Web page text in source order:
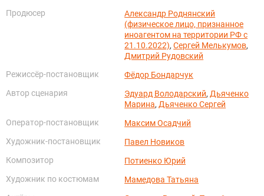
Продюсер
Александр Роднянский
(физическое лицо, признанное
иноагентом на территории РФ с
21.10.2022),Сергей Мелькумов,
Дмитрий Рудовский
Режиссёр-постановщик
Фёдор Бондарчук
Автор сценария
Эдуард Володарский, Дьяченко
Марина, Дьяченко Сергей
Оператор-постановщик
Максим Осадчий
Художник-постановщик
Павел Новиков
Композитор
Потиенко Юрий
Художник по костюмам
Мамедова Татьяна